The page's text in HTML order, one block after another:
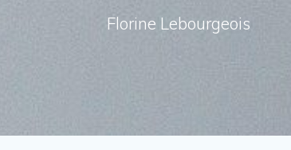
Florine Lebourgeois